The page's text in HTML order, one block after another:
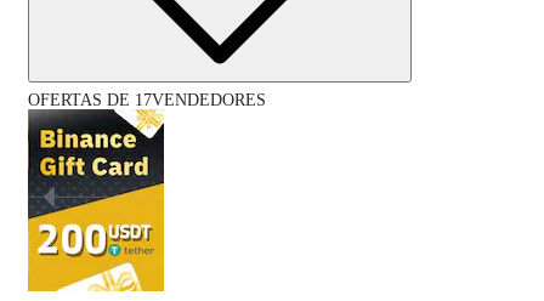
OFERTAS DE 17VENDEDORES